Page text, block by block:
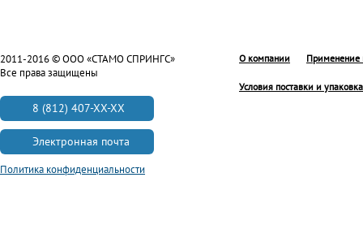
О компании Применение
Условия поставки и упаковка
2011-2016 © ООО «СТАМО СПРИНГС»
Все права защищены
8 (812) 407-XX-XX
Электронная почта
Политика конфиденциальности